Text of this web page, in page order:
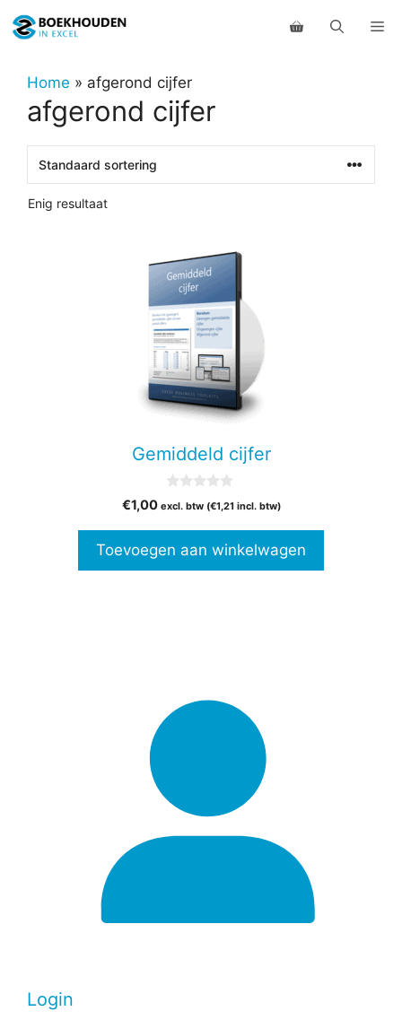
naar
inhoudHome » afgerond cijfer
afgerond cijfer
Enig resultaat
Gemiddeld cijfer
v
5
€1,00 excl. btw (€1,21 incl. btw)
Toevoegen aan winkelwagen
Login